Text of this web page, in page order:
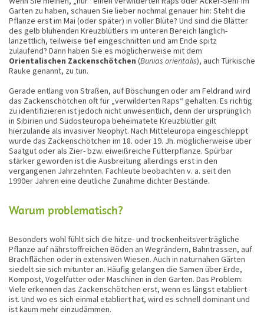
Garten zu haben, schauen Sie lieber nochmal genauer hin: Steht die
Pflanze erst im Mai (oder später) in voller Blüte? Und sind die Blätter
des gelb blühenden Kreuzblütlers im unteren Bereich länglich-
lanzettlich, teilweise tief eingeschnitten und am Ende spitz
zulaufend? Dann haben Sie es möglicherweise mit dem
Orientalischen Zackenschötchen (Bunias orientalis), auch Türkische
Rauke genannt, zu tun.
Gerade entlang von Straßen, auf Böschungen oder am Feldrand wird
das Zackenschötchen oft für „verwilderten Raps“ gehalten. Es richtig
zu identifizieren ist jedoch nicht unwesentlich, denn der ursprünglich
in Sibirien und Südosteuropa beheimatete Kreuzblütler gilt
hierzulande als invasiver Neophyt. Nach Mitteleuropa eingeschleppt
wurde das Zackenschötchen im 18. oder 19. Jh. möglicherweise über
Saatgut oder als Zier- bzw. eiweißreiche Futterpflanze. Spürbar
stärker geworden ist die Ausbreitung allerdings erst in den
vergangenen Jahrzehnten. Fachleute beobachten v. a. seit den
1990er Jahren eine deutliche Zunahme dichter Bestände.
Warum problematisch?
Besonders wohl fühlt sich die hitze- und trockenheitsverträgliche
Pflanze auf nährstoffreichen Böden an Wegrändern, Bahntrassen, auf
Brachflächen oder in extensiven Wiesen. Auch in naturnahen Gärten
siedelt sie sich mitunter an. Häufig gelangen die Samen über Erde,
Kompost, Vogelfutter oder Maschinen in den Garten. Das Problem:
Viele erkennen das Zackenschötchen erst, wenn es längst etabliert
ist. Und wo es sich einmal etabliert hat, wird es schnell dominant und
ist kaum mehr einzudämmen.